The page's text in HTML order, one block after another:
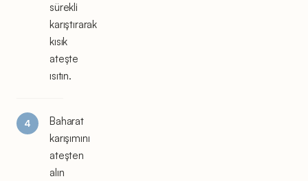
sürekli
karıştırarak
kısık
ateşte
ısıtın.
Baharat
karışımını
ateşten
alın